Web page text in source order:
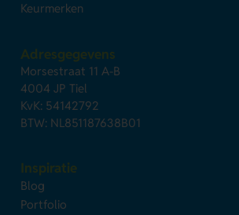
Keurmerken
Adresgegevens
Morsestraat 11 A-B
4004 JP Tiel
KvK: 54142792
BTW: NL851187638B01
Inspiratie
Blog
Portfolio